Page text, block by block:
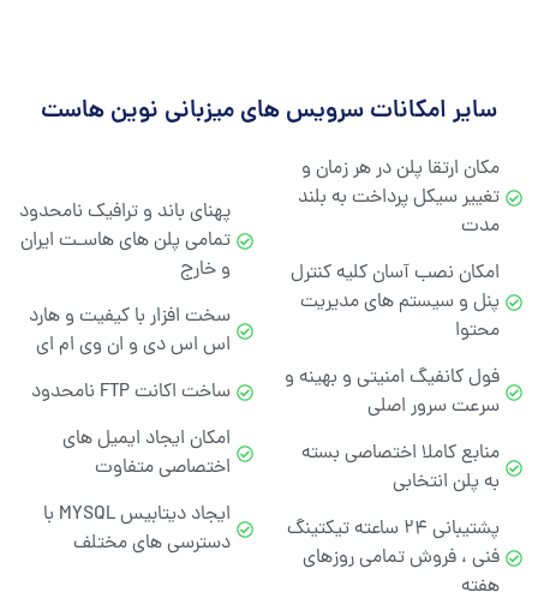
سایر امکانات سرویس های میزبانی نوین هاست
مکان ارتقا پلن در هر زمان و
تغییر سیکل پرداخت به بلند
مدت
امکان نصب آسان کلیه کنترل
پنل و سیستم های مدیریت
محتوا
فول کانفیگ امنیتی و بهینه و
سرعت سرور اصلی
منابع کاملا اختصاصی بسته
به پلن انتخابی
پشتیبانی ۲۴ ساعته تیکتینگ
فنی ، فروش تمامی روزهای
هفته
پهنای باند و ترافیک نامحدود
تمامی پلن های هاسـت ایران
و خارج
سخت افزار با کیفیت و هارد
اس اس دی و ان وی ام ای
ساخت اکانت FTP نامحدود
امکان ایجاد ایمیل های
اختصاصی متفاوت
ایجاد دیتابیس MYSQL با
دسترسی های مختلف